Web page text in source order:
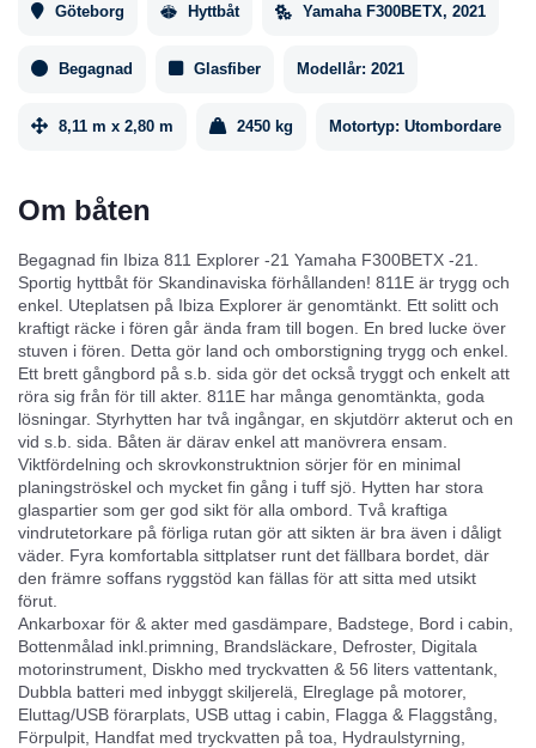
Göteborg Hyttbåt Yamaha F300BETX, 2021
Begagnad Glasfiber Modellår: 2021
8,11 m x 2,80 m 2450 kg Motortyp: Utombordare
Om båten
Begagnad fin Ibiza 811 Explorer -21 Yamaha F300BETX -21.
Sportig hyttbåt för Skandinaviska förhållanden! 811E är trygg och
enkel. Uteplatsen på Ibiza Explorer är genomtänkt. Ett solitt och
kraftigt räcke i fören går ända fram till bogen. En bred lucke över
stuven i fören. Detta gör land och omborstigning trygg och enkel.
Ett brett gångbord på s.b. sida gör det också tryggt och enkelt att
röra sig från för till akter. 811E har många genomtänkta, goda
lösningar. Styrhytten har två ingångar, en skjutdörr akterut och en
vid s.b. sida. Båten är därav enkel att manövrera ensam.
Viktfördelning och skrovkonstruktnion sörjer för en minimal
planingströskel och mycket fin gång i tuff sjö. Hytten har stora
glaspartier som ger god sikt för alla ombord. Två kraftiga
vindrutetorkare på förliga rutan gör att sikten är bra även i dåligt
väder. Fyra komfortabla sittplatser runt det fällbara bordet, där
den främre soffans ryggstöd kan fällas för att sitta med utsikt
förut.
Ankarboxar för & akter med gasdämpare, Badstege, Bord i cabin,
Bottenmålad inkl.primning, Brandsläckare, Defroster, Digitala
motorinstrument, Diskho med tryckvatten & 56 liters vattentank,
Dubbla batteri med inbyggt skiljerelä, Elreglage på motorer,
Eluttag/USB förarplats, USB uttag i cabin, Flagga & Flaggstång,
Förpulpit, Handfat med tryckvatten på toa, Hydraulstyrning,